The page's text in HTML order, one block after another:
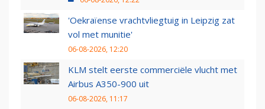
'Oekraïense vrachtvliegtuig in Leipzig zat
vol met munitie'
06-08-2026, 12:20
KLM stelt eerste commerciële vlucht met
Airbus A350-900 uit
06-08-2026, 11:17